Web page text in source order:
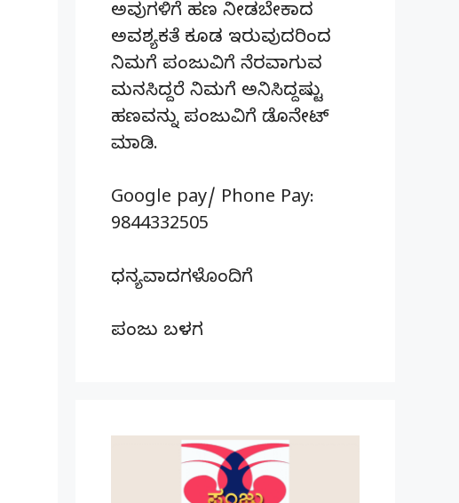
ಅವುಗಳಿಗೆ ಹಣ ನೀಡಬೇಕಾದ
ಅವಶ್ಯಕತೆ ಕೂಡ ಇರುವುದರಿಂದ
ನಿಮಗೆ ಪಂಜುವಿಗೆ ನೆರವಾಗುವ
ಮನಸಿದ್ದರೆ ನಿಮಗೆ ಅನಿಸಿದ್ದಷ್ಟು
ಹಣವನ್ನು ಪಂಜುವಿಗೆ ಡೊನೇಟ್‌
ಮಾಡಿ.
Google pay/ Phone Pay:
9844332505
ಧನ್ಯವಾದಗಳೊಂದಿಗೆ
ಪಂಜು ಬಳಗ